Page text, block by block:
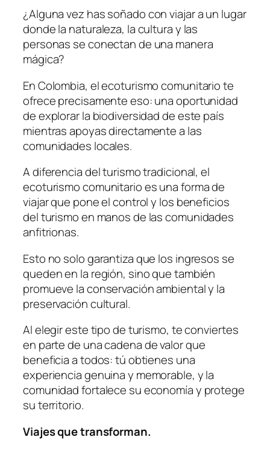
¿Alguna vez has soñado con viajar a un lugar
donde la naturaleza, la cultura y las
personas se conectan de una manera
mágica?
En Colombia, el ecoturismo comunitario te
ofrece precisamente eso: una oportunidad
de explorar la biodiversidad de este país
mientras apoyas directamente a las
comunidades locales.
A diferencia del turismo tradicional, el
ecoturismo comunitario es una forma de
viajar que pone el control y los beneficios
del turismo en manos de las comunidades
anfitrionas.
Esto no solo garantiza que los ingresos se
queden en la región, sino que también
promueve la conservación ambiental y la
preservación cultural.
Al elegir este tipo de turismo, te conviertes
en parte de una cadena de valor que
beneficia a todos: tú obtienes una
experiencia genuina y memorable, y la
comunidad fortalece su economía y protege
su territorio.
Viajes que transforman.